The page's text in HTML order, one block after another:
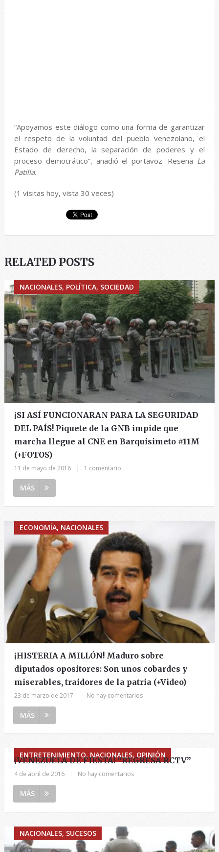
“Apoyamos este diálogo como una forma de garantizar
el respeto de la voluntad del pueblo venezolano, el
Estado de derecho, la separación de poderes y el
proceso democrático”, añadió el portavoz. Reseña La
Patilla.
(1 visitas hoy, vista 30 veces)
RELATED POSTS
NACIONALES, POLÍTICA, SOCIEDAD
¡SI ASÍ FUNCIONARAN PARA LA SEGURIDAD
DEL PAÍS! Piquete de la GNB impide que
marcha llegue al CNE en Barquisimeto #11M
(+FOTOS)
11 de mayo de 2016 1 comentario
MÁS
ECONOMÍA, NACIONALES
¡HISTERIA A MILLÓN! Maduro sobre
diputados opositores: Son unos cobardes y
miserables, traidores de la patria (+Video)
23 de marzo de 2017 No hay comentarios
MÁS
ENTRETENIMIENTO, NACIONALES, OPINIÓN
¡VENEZUELA DE FIESTA! “REGRESA RCTV”
4 de abril de 2016 No hay comentarios
MÁS
NACIONALES, SUCESOS